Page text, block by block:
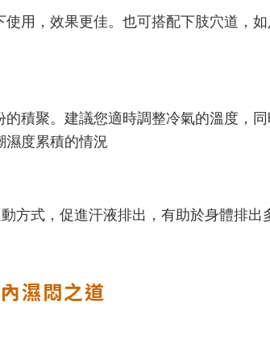
使用，效果更佳。也可搭配下肢穴道，
積聚。建議您適時調整冷氣的溫度，
濕度累積的情況
方式，促進汗液排出，有助於身體排出
濕悶之道